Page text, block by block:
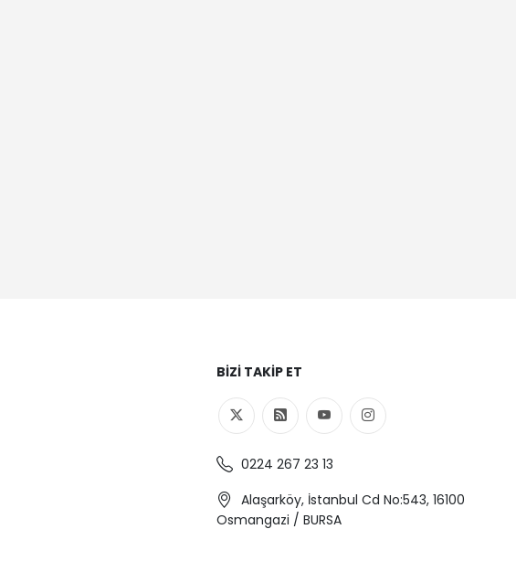
BIZI TAKIP ET
0224 267 23 13
Alaşarköy, İstanbul Cd No:543, 16100
Osmangazi / BURSA